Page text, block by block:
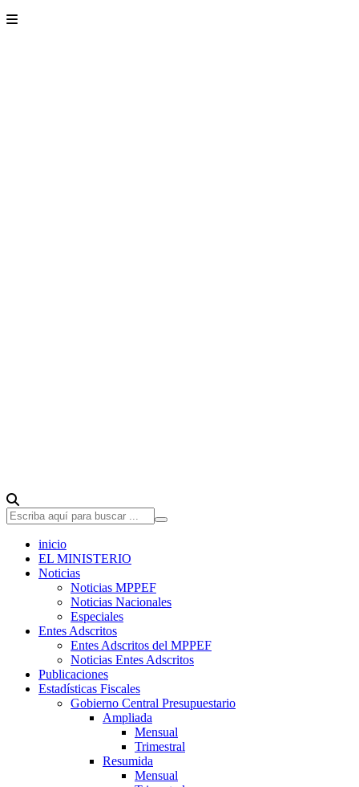
inicio
EL MINISTERIO
Noticias
Noticias MPPEF
Noticias Nacionales
Especiales
Entes Adscritos
Entes Adscritos del MPPEF
Noticias Entes Adscritos
Publicaciones
Estadísticas Fiscales
Gobierno Central Presupuestario
Ampliada
Mensual
Trimestral
Resumida
Mensual